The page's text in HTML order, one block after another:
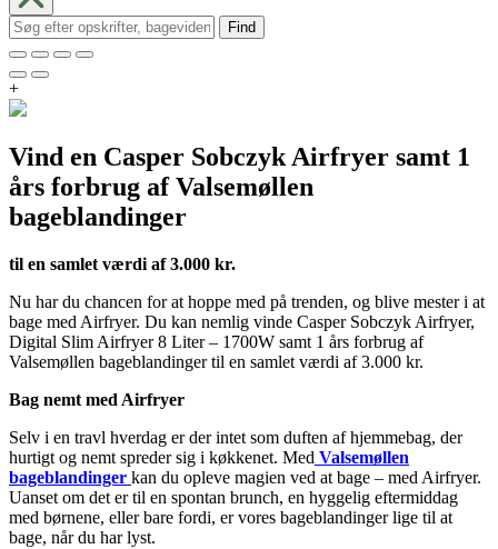
Find
+
Vind en Casper Sobczyk Airfryer samt 1
års forbrug af Valsemøllen
bageblandinger
til en samlet værdi af 3.000 kr.
Nu har du chancen for at hoppe med på trenden, og blive mester i at
bage med Airfryer. Du kan nemlig vinde Casper Sobczyk Airfryer,
Digital Slim Airfryer 8 Liter – 1700W samt 1 års forbrug af
Valsemøllen bageblandinger til en samlet værdi af 3.000 kr.
Bag nemt med Airfryer
Selv i en travl hverdag er der intet som duften af hjemmebag, der
hurtigt og nemt spreder sig i køkkenet. Med Valsemøllen
bageblandinger kan du opleve magien ved at bage – med Airfryer.
Uanset om det er til en spontan brunch, en hyggelig eftermiddag
med børnene, eller bare fordi, er vores bageblandinger lige til at
bage, når du har lyst.